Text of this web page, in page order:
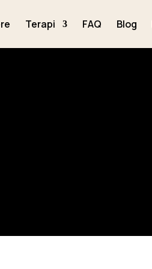
Terapi FAQ Blog